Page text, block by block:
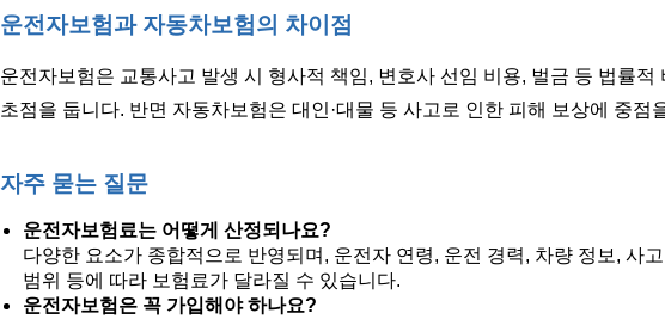
운전자보험과 자동차보험의 차이점
운전자보험은 교통사고 발생 시 형사적 책임, 변호사 선임 비용, 벌금 등 법률적
초점을 둡니다. 반면 자동차보험은 대인·대물 등 사고로 인한 피해 보상에 중점
자주 묻는 질문
운전자보험료는 어떻게 산정되나요?
다양한 요소가 종합적으로 반영되며, 운전자 연령, 운전 경력, 차량 정보, 사
범위 등에 따라 보험료가 달라질 수 있습니다.
운전자보험은 꼭 가입해야 하나요?